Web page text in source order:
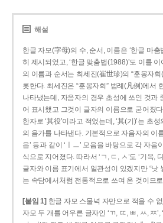
해설
한글 자모(字母)의 수, 순서, 이름은 ‘한글 마
히 제시되었고, ‘한글 맞춤법(1988)’도 이를
의 이름과 순서는 최세진(崔世珍)의 “훈몽자회
롯한다. 최세진은 “훈몽자회” 범례(凡例)에서
나타냈는데, 자음자의 경우 초성에 쓰인 것과
어 표시했고 그것이 글자의 이름으로 굳어졌다
한자로 ‘其役’이라고 적었는데, ‘其(기)’는 초
의 음가를 나타낸다. 기본적으로 자음자의 이
읍’ 등과 같이 ‘ㅣㅡ’ 모음을 바탕으로 각 자음
식으로 지어졌다. 따라서 ‘ㄱ, ㄷ, ㅅ’도 ‘기윽,
글자와 이름 표기에서 일관성이 있겠지만 “낫
는 속담에서처럼 전통적으로 쓰여 온 것이므
[붙임 1] 한글 자모 스물넉 자만으로 적을 수
자모 두 개를 어우른 글자인 ‘ㄲ, ㄸ, ㅃ, ㅆ, ㅉ’,